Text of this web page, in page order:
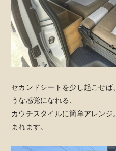
セカンドシートを少し起こせ
うな感覚になれる、
カウチスタイルに簡単アレン
まれます。